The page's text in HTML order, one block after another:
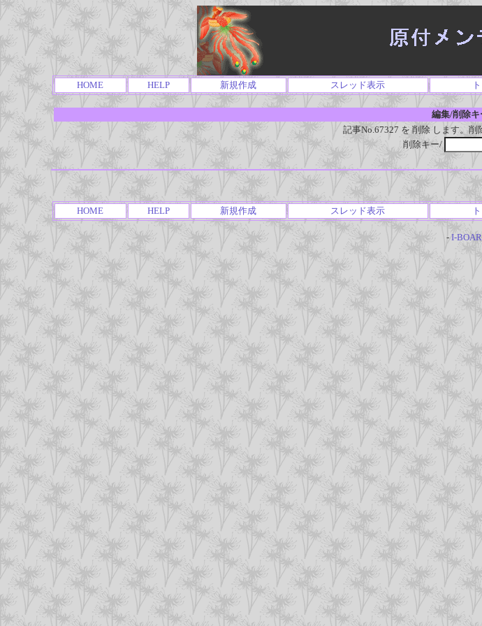
HOME HELP 新規作成 スレッド表示
編集/削除キ
記事No.67327 を 削除 します。
削除キー/
HOME HELP 新規作成 スレッド表示
- I-